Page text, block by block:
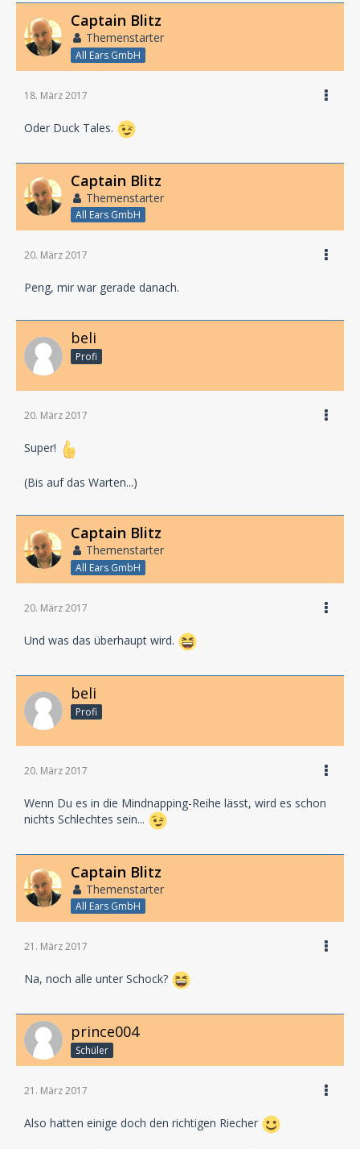
Captain Blitz
Themenstarter
All Ears GmbH
18. März 2017
Oder Duck Tales.
Captain Blitz
Themenstarter
All Ears GmbH
20. März 2017
Peng, mir war gerade danach.
beli
Profi
20. März 2017
Super!
(Bis auf das Warten...)
Captain Blitz
Themenstarter
All Ears GmbH
20. März 2017
Und was das überhaupt wird.
beli
Profi
20. März 2017
Wenn Du es in die Mindnapping-Reihe lässt, wird es schon
nichts Schlechtes sein...
Captain Blitz
Themenstarter
All Ears GmbH
21. März 2017
Na, noch alle unter Schock?
prince004
Schüler
21. März 2017
Also hatten einige doch den richtigen Riecher